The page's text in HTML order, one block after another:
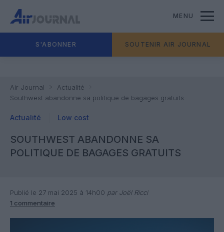
MENU
S'ABONNER SOUTENIR AIR JOURNAL
Air Journal
Actualité
Southwest abandonne sa politique de bagages gratuits
Actualité Low cost
SOUTHWEST ABANDONNE SA
POLITIQUE DE BAGAGES GRATUITS
Publié le 27 mai 2025 à 14h00 par Joël Ricci
1 commentaire